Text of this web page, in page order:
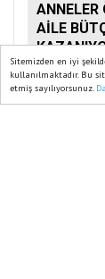
Sitemizden en iyi
kullanılmaktadır. Bu
etmiş sayılıyorsunuz.
ANNELER
AİLE
Ana Sayfa